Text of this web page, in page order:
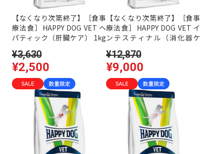
【なくなり次第終了】［食事
療法食］HAPPY DOG VET ヘ
パティック（肝臓ケア） 1kg
¥3,630
¥2,500
【なくなり次第終了】［食事
療法食］HAPPY DOG VET イ
ンテスティナル（消化器ケ
¥12,870
¥9,000